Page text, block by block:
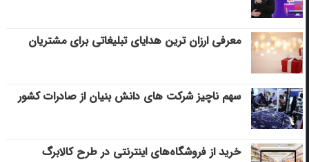
معرفی ارزان ترین هدایای تبلیغاتی برای مشتریان
سهم ناچیز شرکت های دانش بنیان از صادرات کشور
خرید از فروشگاه‌های اینترنتی در طرح کالابرگ